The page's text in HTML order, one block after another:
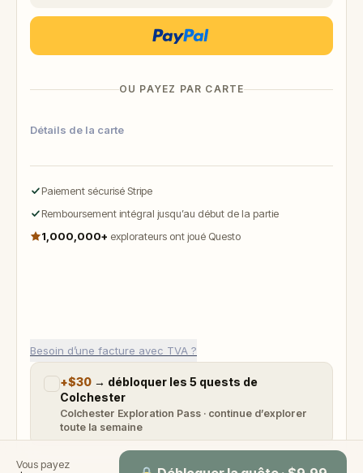
OU PAYEZ PAR CARTE
Détails de la carte
Paiement sécurisé Stripe
Remboursement intégral jusqu’au début de la partie
1,000,000+ explorateurs ont joué Questo
Vous payez
Besoin d’une facture avec TVA ?
+$30 → débloquer les 5 quests de
Colchester
Colchester Exploration Pass · continue d’explorer
toute la semaine